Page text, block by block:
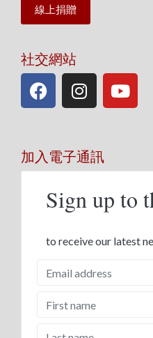
線上捐贈
社交網站
加入電子通訊
Sign up to
to receive our latest